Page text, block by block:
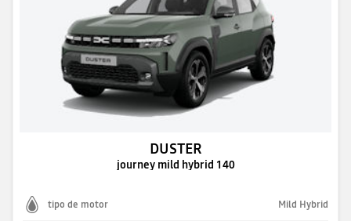
DUSTER
journey mild hybrid 140
tipo de motor Mild Hybrid